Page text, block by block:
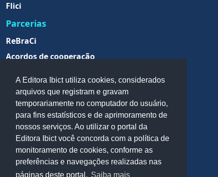
A Editora Ibict utiliza cookies, considerados
arquivos que registram e gravam
temporariamente no computador do usuário,
para fins estatísticos e de aprimoramento de
nossos serviços. Ao utilizar o portal da
Editora Ibict você concorda com a política de
monitoramento de cookies, conforme as
preferências e navegações realizadas nas
páginas deste portal. Saiba mais
Flici
Parcerias
ReBraCi
Acordos de cooperação
Redes sociais